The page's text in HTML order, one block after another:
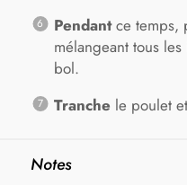
Pendantce temps,
mélangeant tous
bol.
Tranche le poulet
Notes